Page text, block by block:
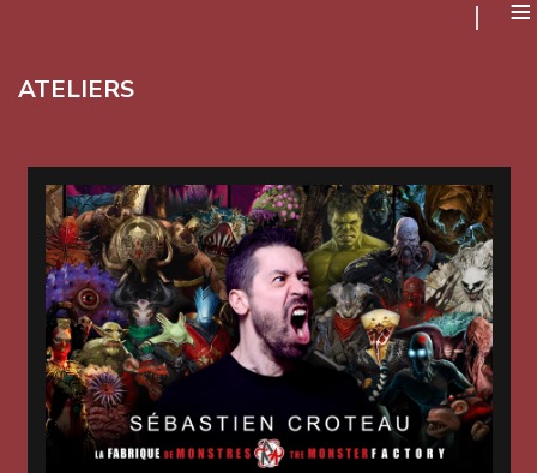
≡
ATELIERS